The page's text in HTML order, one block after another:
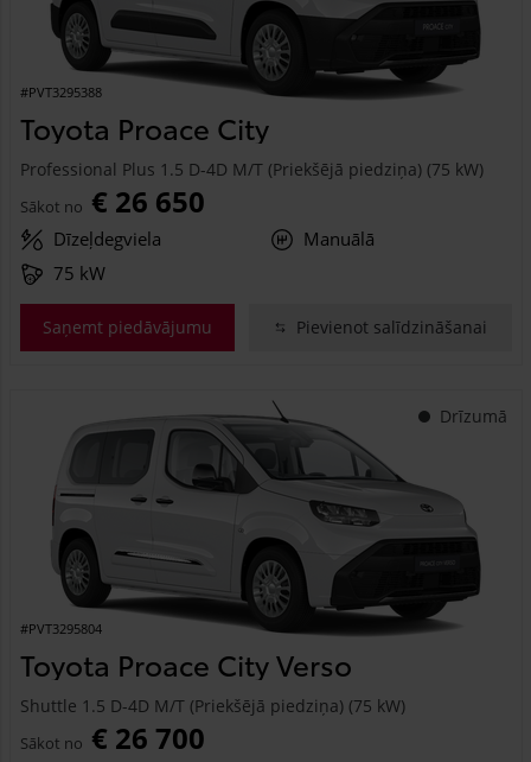
#PVT3295388
Toyota Proace City
Professional Plus 1.5 D-4D M/T (Priekšējā piedziņa) (75 kW)
Sākot no € 26 650
Dīzeļdegviela
Manuālā
75 kW
Saņemt piedāvājumu Pievienot salīdzināšanai
Drīzumā
#PVT3295804
Toyota Proace City Verso
Shuttle 1.5 D-4D M/T (Priekšējā piedziņa) (75 kW)
Sākot no € 26 700